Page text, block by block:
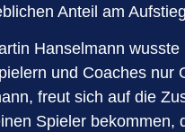
Anteil am
Hanselmann
und Coaches nur
freut sich auf die
Spieler